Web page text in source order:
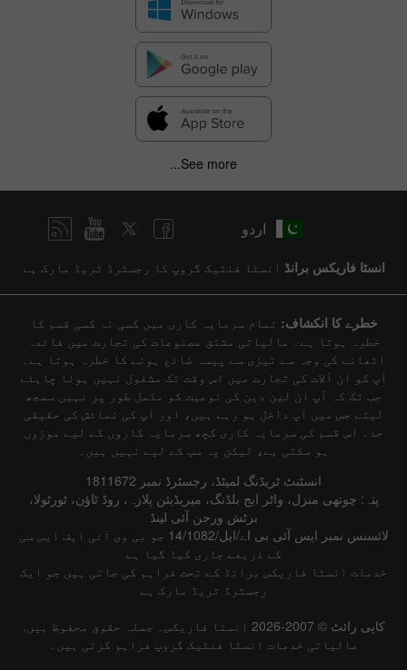
See more...
اردو
انسٹا فاریکس برانڈ انسٹا فنٹیک گروپ کا رجسٹرڈ ٹریڈ مارک ہے
خطرے کا انکشاف: تمام سرمایہ کاری میں کسی نہ کسی قسم کا
خطرہ ہوتا ہے۔ مالیاتی مشتق مصنوعات کی تجارت میں فائدہ
اٹھانے کی وجہ سے تیزی سے پیسہ ضائع ہونے کا خطرہ ہوتا ہے۔
آپ کو ان آلات کی تجارت میں اس وقت تک مشغول نہیں ہونا چاہئے
جب تک کہ آپ ان لین دین کی نوعیت کو مکمل طور پر نہیں سمجھ
لیتے جس میں آپ داخل ہو رہے ہیں، اور آپ کی نمائش کی حقیقی
حد۔ اس قسم کی سرمایہ کاری کچھ سرمایہ کاروں کے لیے موزوں
ہو سکتی ہے، لیکن یہ سب کے لیے نہیں ہیں۔
انسٹنٹ ٹریڈنگ لمیٹڈ، رجسٹرڈ نمبر 1811672
پتہ: چوتھی منزل، واٹر ایج بلڈنگ، میریڈیئن پلازہ، روڈ ٹاؤن، ٹورٹولا،
برٹش ورجن آئی لینڈ
لائسنس نمبر ایس آئی بی اے/ایل/14/1082 جو بی وی آئی ایف ایس سی
کے ذریعے جاری کیا گیا ہے
خدمات انسٹا فاریکس برانڈ کے تحت فراہم کی جاتی ہیں جو ایک
رجسٹرڈ ٹریڈ مارک ہے
کاپی رائٹ © 2007-2026 انسٹا فاریکس۔ جملہ حقوق محفوظ ہیں.
مالیاتی خدمات انسٹا فنٹیک گروپ فراہم کرتی ہیں۔